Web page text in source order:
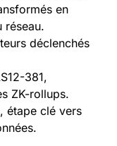
en
réseau.
déclenchés
381,
ZK-rollups.
étape clé vers